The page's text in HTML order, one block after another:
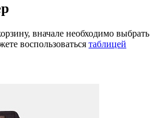
вначале необходимо выбрать
воспользоваться таблицей